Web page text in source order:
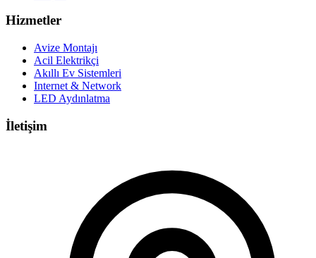
Hizmetler
Avize Montajı
Acil Elektrikçi
Akıllı Ev Sistemleri
Internet & Network
LED Aydınlatma
İletişim